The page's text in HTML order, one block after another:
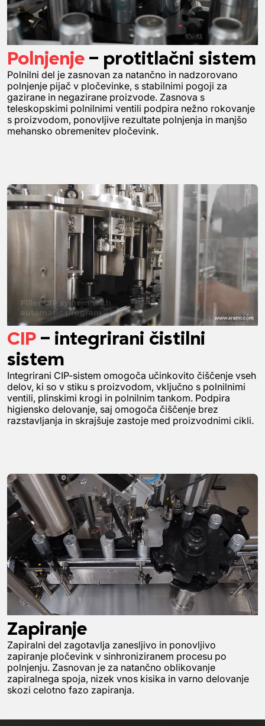
Polnjenje – protitlačni sistem
Polnilni del je zasnovan za natančno in nadzorovano
polnjenje pijač v pločevinke, s stabilnimi pogoji za
gazirane in negazirane proizvode. Zasnova s
teleskopskimi polnilnimi ventili podpira nežno rokovanje
s proizvodom, ponovljive rezultate polnjenja in manjšo
mehansko obremenitev pločevink.
CIP – integrirani čistilni
sistem
Integrirani CIP-sistem omogoča učinkovito čiščenje vseh
delov, ki so v stiku s proizvodom, vključno s polnilnimi
ventili, plinskimi krogi in polnilnim tankom. Podpira
higiensko delovanje, saj omogoča čiščenje brez
razstavljanja in skrajšuje zastoje med proizvodnimi cikli.
Zapiranje
Zapiralni del zagotavlja zanesljivo in ponovljivo
zapiranje pločevink v sinhroniziranem procesu po
polnjenju. Zasnovan je za natančno oblikovanje
zapiralnega spoja, nizek vnos kisika in varno delovanje
skozi celotno fazo zapiranja.